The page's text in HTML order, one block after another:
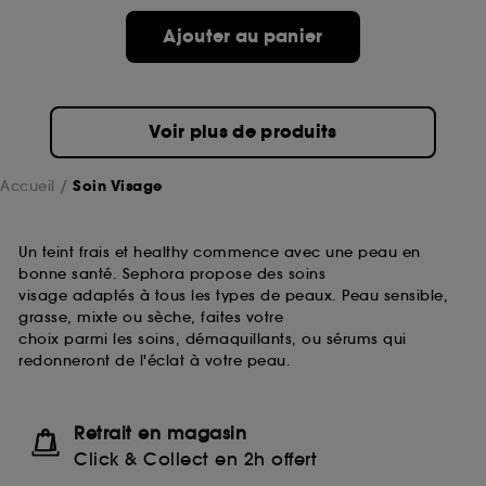
Ajouter au panier
Voir plus de produits
Accueil Soin Visage
Un teint frais et healthy commence avec une peau en
bonne santé. Sephora propose des soins
visage adaptés à tous les types de peaux. Peau sensible,
grasse, mixte ou sèche, faites votre
choix parmi les soins, démaquillants, ou sérums qui
redonneront de l'éclat à votre peau.
Retrait en magasin
Click & Collect en 2h offert
pouvez personnaliser vos choix concernant le dépôt
de ces cookies grâce au bouton "personnaliser mes
choix" ci-dessous ou décider de "tout accepter".
Sephora pourra associer les informations de
collectées ou générées lors de votre activité en ligne
ou en magasin. Pour refuser tous les cookies, cliques
sur "continuer sans accepter". Voous pouvez à tout
moment choisir de retirer votrte consentement. Si vous
souhaitez obtenir plus d'information sur les cookies
utilisés, cliquezici.